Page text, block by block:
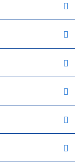
井上 悦子 様
イー 遠藤 隆